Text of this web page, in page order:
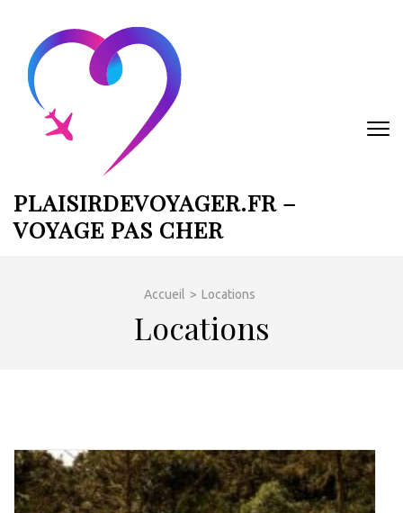
contenu
(Pressez
Entrée)
PLAISIRDEVOYAGER.FR –
VOYAGE PAS CHER
Accueil > Locations
Locations